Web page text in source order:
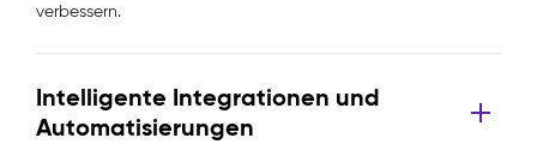
verbessern.
Intelligente Integrationen und
Automatisierungen